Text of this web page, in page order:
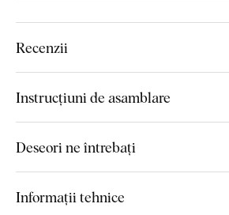
groase de lemn
mai avansată tehnologie și vopsele
După ce placa este imprimată, decupăm
tehnologiei laser, obținând astfel o
elegantă, ce pune în valoare și mai mult
Principalele avantaje ale
Recenzii
Instrucțiuni de asamblare
Deseori ne întrebați
Informații tehnice